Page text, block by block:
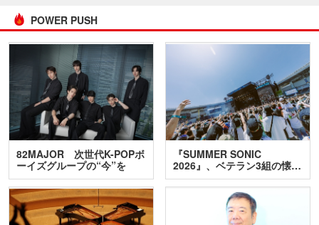
POWER PUSH
82MAJOR 次世代K-POPボ
ーイズグループの“今”を
訊…
『SUMMER SONIC
2026』、ベテラン3組の懐…